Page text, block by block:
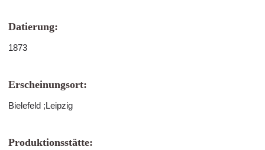
Datierung:
1873
Erscheinungsort:
Bielefeld ;Leipzig
Produktionsstätte: